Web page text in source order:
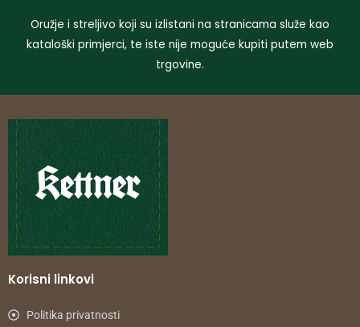
Oružje i streljivo koji su izlistani na stranicama služe kao
kataloški primjerci, te iste nije moguće kupiti putem web
trgovine.
Korisni linkovi
Politika privatnosti